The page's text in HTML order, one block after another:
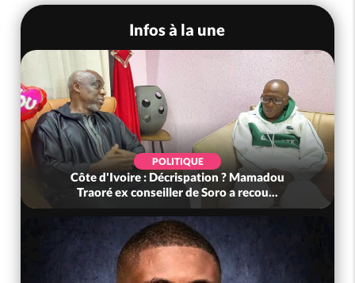
Infos à la une
POLITIQUE
Côte d'Ivoire : Décrispation ? Mamadou
Traoré ex conseiller de Soro a recou...